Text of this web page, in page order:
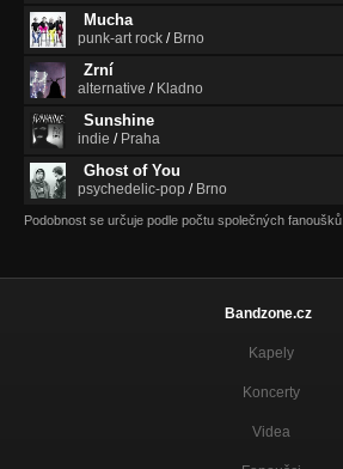
Mucha
punk-art rock / Brno
Zrní
alternative / Kladno
Sunshine
indie / Praha
Ghost of You
psychedelic-pop / Brno
Podobnost se určuje podle počtu společných fanoušků.
Bandzone.cz
Kapely
Koncerty
Videa